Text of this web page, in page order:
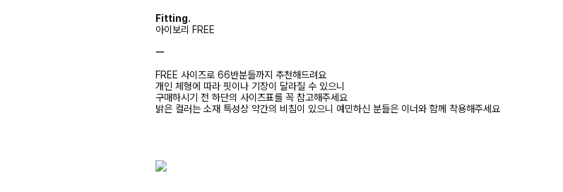
Fitting.
아이보리 FREE
ㅡ
FREE 사이즈로 66반분들까지 추천해드려요
개인 체형에 따라 핏이나 기장이 달라질 수 있으니
구매하시기 전 하단의 사이즈표를 꼭 참고해주세요
밝은 컬러는 소재 특성상 약간의 비침이 있으니 예민하신 분들은 이너와 함께 착용해주세요